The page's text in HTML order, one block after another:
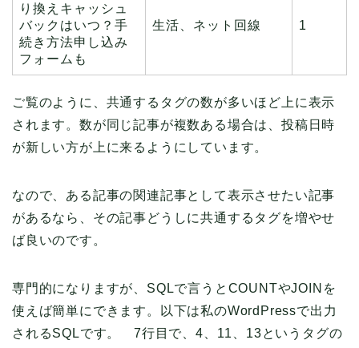
り換えキャッシュ
バックはいつ？手
続き方法申し込み
フォームも
生活、ネット回線 1
ご覧のように、共通するタグの数が多いほど上に表示
されます。数が同じ記事が複数ある場合は、投稿日時
が新しい方が上に来るようにしています。
なので、ある記事の関連記事として表示させたい記事
があるなら、その記事どうしに共通するタグを増やせ
ば良いのです。
専門的になりますが、SQLで言うとCOUNTやJOINを
使えば簡単にできます。以下は私のWordPressで出力
されるSQLです。 7行目で、4、11、13というタグの